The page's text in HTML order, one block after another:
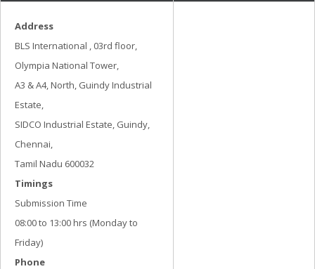
Address
BLS International , 03rd floor,
Olympia National Tower,
A3 & A4, North, Guindy Industrial
Estate,
SIDCO Industrial Estate, Guindy,
Chennai,
Tamil Nadu 600032
Timings
Submission Time
08:00 to 13:00 hrs (Monday to
Friday)
Phone